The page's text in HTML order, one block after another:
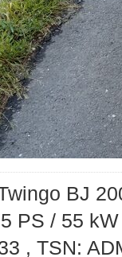
BJ
PS / 55
, TSN: